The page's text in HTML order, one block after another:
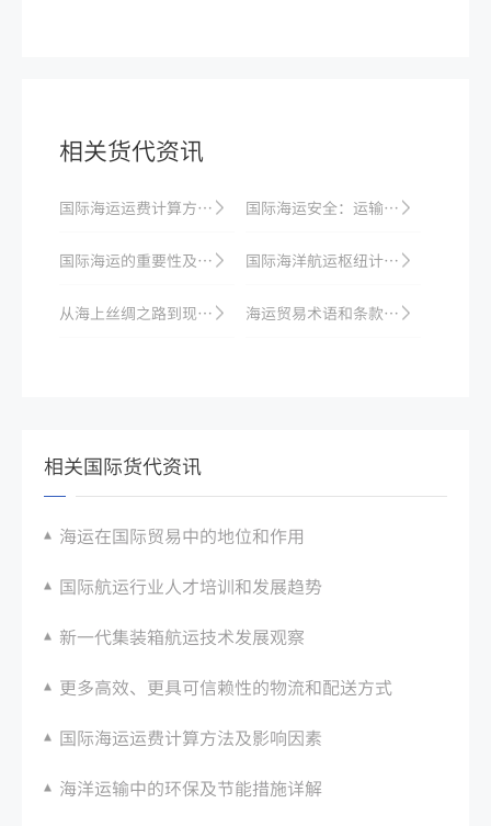
相关货代资讯
国际海运运费计算方法及影响因素 国际海运安全：运输过程中如何做好库存管理？
国际海运的重要性及其优势 国际海洋航运枢纽计划亮相：海运业发展如何拓展产业链
从海上丝绸之路到现代国际海运发展 海运贸易术语和条款解析
相关国际货代资讯
海运在国际贸易中的地位和作用
国际航运行业人才培训和发展趋势
新一代集装箱航运技术发展观察
更多高效、更具可信赖性的物流和配送方式
国际海运运费计算方法及影响因素
海洋运输中的环保及节能措施详解